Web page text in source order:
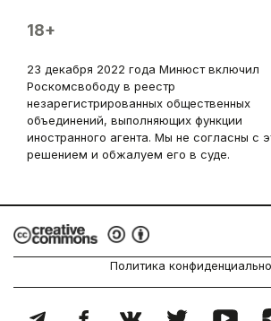
18+
23 декабря 2022 года Минюст включил
Роскомсвободу в реестр
незарегистрированных общественных
объединений, выполняющих функции
иностранного агента. Мы не согласны с
решением и обжалуем его в суде.
Политика